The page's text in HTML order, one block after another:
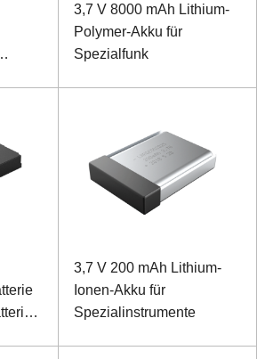
3,7 V 8000 mAh Lithium-
Polymer-Akku für
Spezialfunk
3,7 V 200 mAh Lithium-
Ionen-Akku für
Spezialinstrumente